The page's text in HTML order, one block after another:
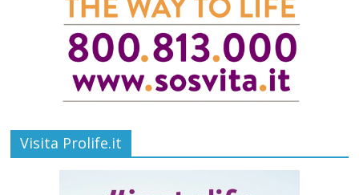
Visita Prolife.it